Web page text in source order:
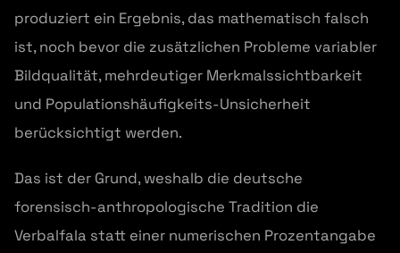
produziert ein Ergebnis, das mathematisch falsch
ist, noch bevor die zusätzlichen Probleme variabler
Bildqualität, mehrdeutiger Merkmalssichtbarkeit
und Populationshäufigkeits-Unsicherheit
berücksichtigt werden.
Das ist der Grund, weshalb die deutsche
forensisch-anthropologische Tradition die
Verbalfala statt einer numerischen Prozentangabe